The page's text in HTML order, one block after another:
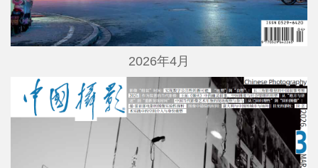
2026年4月